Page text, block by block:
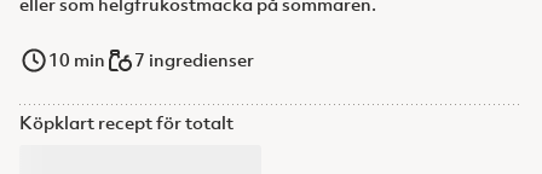
10 min 7 ingredienser
Köpklart recept för totalt